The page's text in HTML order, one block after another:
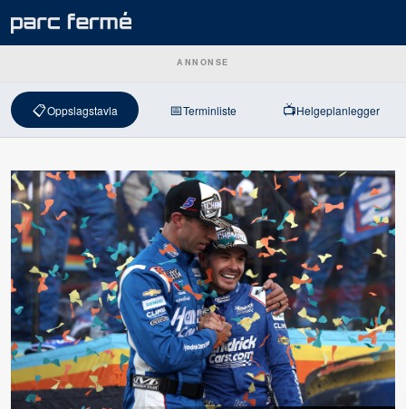
ANNONSE
📋Oppslagstavla 📅Terminliste 📺Helgeplanlegger